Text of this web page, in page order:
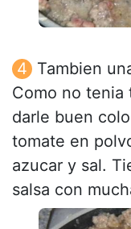
Tambien
Como no tenia
darle buen
tomate en
azucar y sal.
salsa con